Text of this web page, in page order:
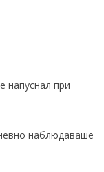
напуснал при
наблюдаваше